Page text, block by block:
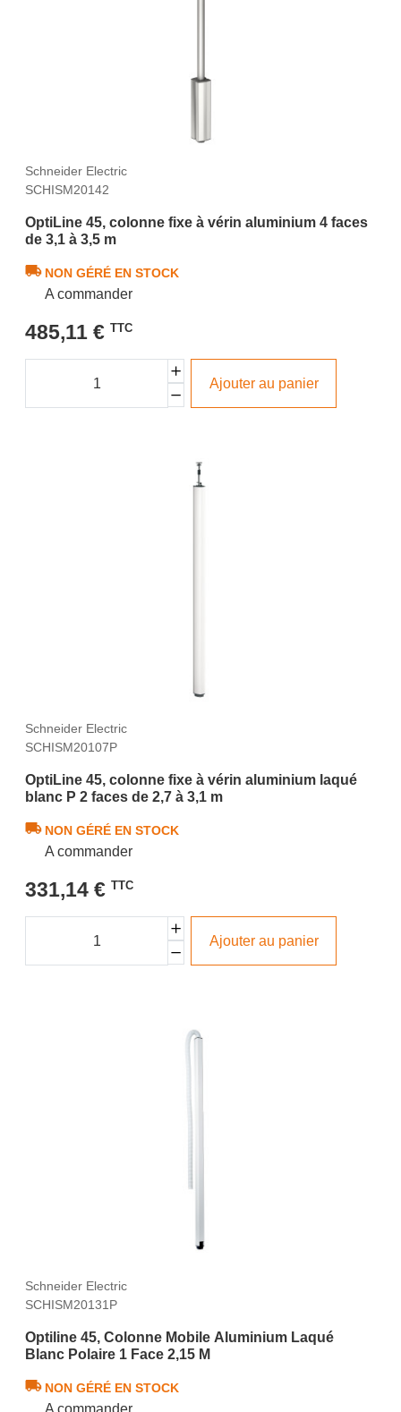
Schneider Electric
SCHISM20142
OptiLine 45, colonne fixe à vérin aluminium 4 faces
de 3,1 à 3,5 m
NON GÉRÉ EN STOCK
A commander
485,11 € TTC
Ajouter au panier
Schneider Electric
SCHISM20107P
OptiLine 45, colonne fixe à vérin aluminium laqué
blanc P 2 faces de 2,7 à 3,1 m
NON GÉRÉ EN STOCK
A commander
331,14 € TTC
Ajouter au panier
Schneider Electric
SCHISM20131P
Optiline 45, Colonne Mobile Aluminium Laqué
Blanc Polaire 1 Face 2,15 M
NON GÉRÉ EN STOCK
A commander